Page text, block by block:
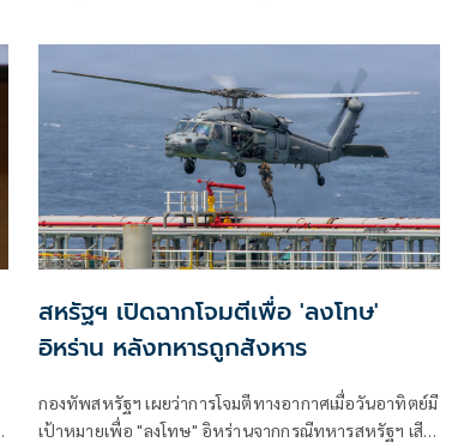
อำนาจต่อรอง รับมือการค้าโลกผันผวน
สหรัฐฯ เปิดฉากโจมตีเพื่อ 'ลงโทษ'
อิหร่าน หลังทหารถูกสังหาร
กองทัพสหรัฐฯ เผยว่าการโจมตีทางอากาศเมื่อวันอาทิตย์มี
เป้าหมายเพื่อ "ลงโทษ" อิหร่านจากกรณีทหารสหรัฐฯ เสีย